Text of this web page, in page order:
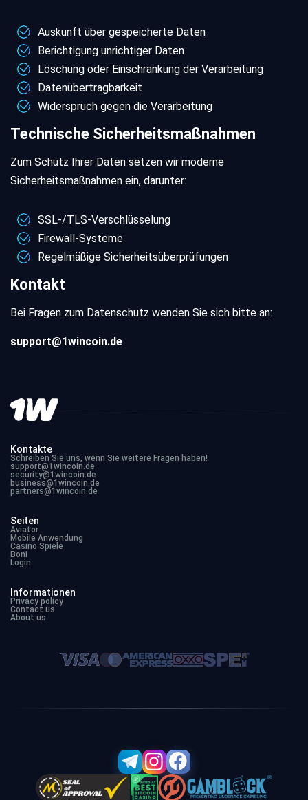
Auskunft über gespeicherte Daten
Berichtigung unrichtiger Daten
Löschung oder Einschränkung der Verarbeitung
Datenübertragbarkeit
Widerspruch gegen die Verarbeitung
Technische Sicherheitsmaßnahmen
Zum Schutz Ihrer Daten setzen wir moderne
Sicherheitsmaßnahmen ein, darunter:
SSL-/TLS-Verschlüsselung
Firewall-Systeme
Regelmäßige Sicherheitsüberprüfungen
Kontakt
Bei Fragen zum Datenschutz wenden Sie sich bitte an:
support@1wincoin.de
Kontakte
Schreiben Sie uns, wenn Sie weitere Fragen haben!
support@1wincoin.de
security@1wincoin.de
business@1wincoin.de
partners@1wincoin.de
Seiten
Aviator
Mobile Anwendung
Casino Spiele
Boni
Login
Informationen
Privacy policy
Contact us
About us